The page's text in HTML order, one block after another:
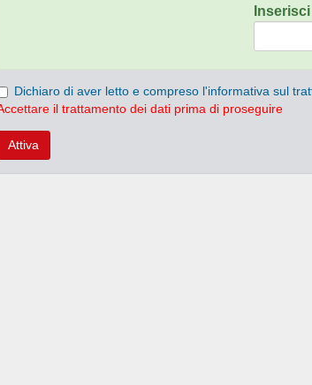
Dichiaro di aver letto e compreso l'informativa sul
il trattamento dei dati prima di proseguire
Attiva